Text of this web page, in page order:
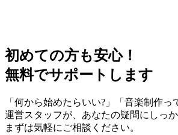
初めての方も安心！
無料でサポートします
「何から始めたらいい?」「音楽制作っ
運営スタッフが、あなたの疑問にしっか
まずは気軽にご相談ください。